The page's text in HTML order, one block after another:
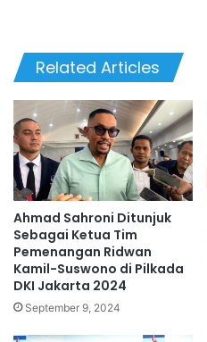
Related Articles
Ahmad Sahroni Ditunjuk
Sebagai Ketua Tim
Pemenangan Ridwan
Kamil-Suswono di Pilkada
DKI Jakarta 2024
September 9, 2024